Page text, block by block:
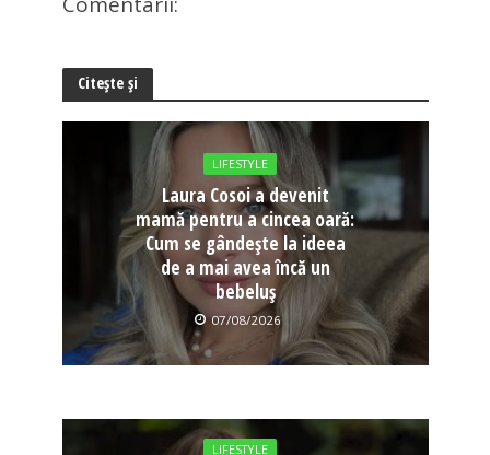
Citește și
LIFESTYLE
Laura Cosoi a devenit
mamă pentru a cincea oară:
Cum se gândește la ideea
de a mai avea încă un
bebeluș
07/08/2026
LIFESTYLE